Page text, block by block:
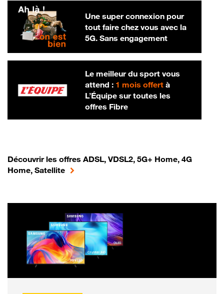
Une super connexion pour
tout faire chez vous avec la
5G. Sans engagement
Le meilleur du sport vous
attend : 1 mois offertà
L’Équipe sur toutes les
offres Fibre
Découvrir les offres ADSL, VDSL2, 5G+ Home, 4G
Home, Satellite